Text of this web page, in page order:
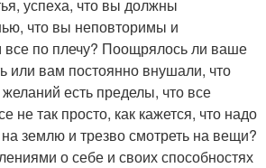
успеха, что вы должны
что вы неповторимы и
все по плечу? Поощрялось ли ваше
или вам постоянно внушали, что
есть пределы, что все
не так просто, как кажется, что надо
на землю и трезво смотреть на вещи?
о себе и своих способностях